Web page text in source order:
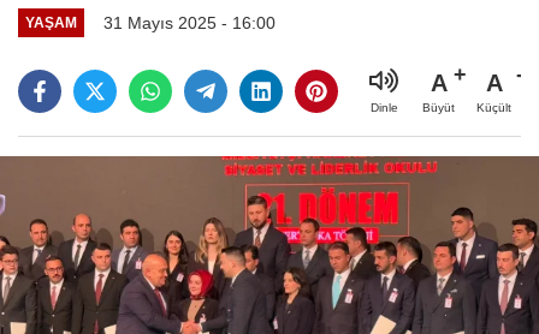
YAŞAM 31 Mayıs 2025 - 16:00
Dinle
A
Büyüt
A
Küçült